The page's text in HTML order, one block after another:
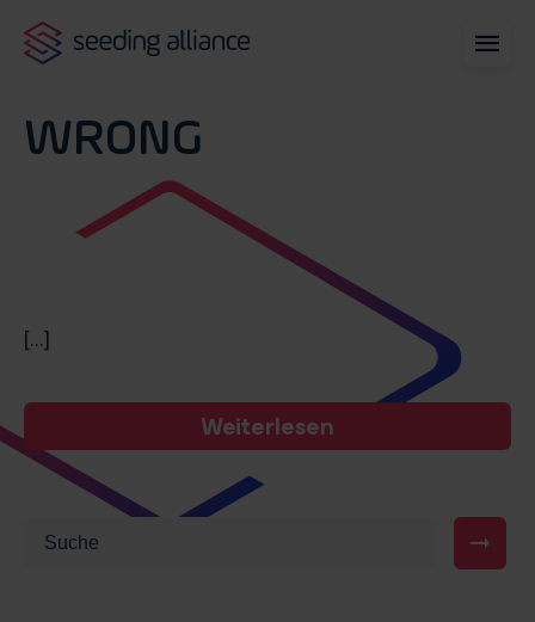
WRONG
[...]
Weiterlesen